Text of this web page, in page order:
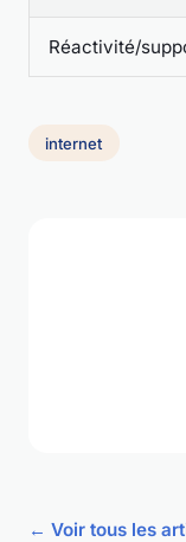
Réactivité/
internet
← Voir tous les